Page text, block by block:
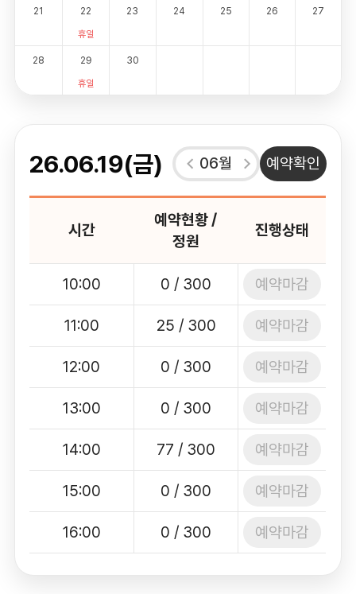
21
22
휴일
23 24 25 26 27
28
29
휴일
30
26.06.19(금) 06월 예약확인
시간
예약현황 /
정원
진행상태
10:00 0 / 300 예약마감
11:00 25 / 300 예약마감
12:00 0 / 300 예약마감
13:00 0 / 300 예약마감
14:00 77 / 300 예약마감
15:00 0 / 300 예약마감
16:00 0 / 300 예약마감